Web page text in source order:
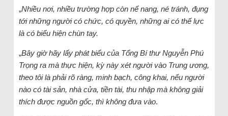
„Nhiều nơi, nhiều trường hợp còn nể nang, né tránh, đụng
tới những người có chức, có quyền, những ai có thế lực
là có biểu hiện chùn tay.
„Bây giờ hãy lấy phát biểu của Tổng Bí thư Nguyễn Phú
Trọng ra mà thực hiện, kỳ này xét người vào Trung ương,
theo tôi là phải rõ ràng, minh bạch, công khai, nếu người
nào có tài sản, nhà cửa, tiền tài, thu nhập mà không giải
thích được nguồn gốc, thì không đưa vào.